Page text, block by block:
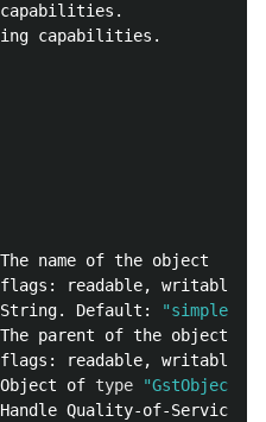
capabilities.
capabilities.
name of the object
readable, writable
Default:
parent of the object
readable, writable
of
type
"GstObject"
Quality-of-Service